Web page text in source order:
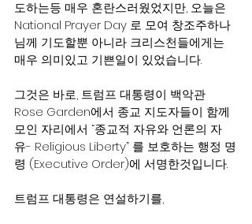
도하는등 매우 혼란스러웠었지만, 오늘은
National Prayer Day 로 모여 창조주하나
님께 기도할뿐 아니라 크리스천들에게는
매우 의미있고 기쁜일이 있었습니다.
그것은 바로, 트럼프 대통령이 백악관
Rose Garden에서 종교 지도자들이 함께
모인 자리에서 “종교적 자유와 언론의 자
유- Religious Liberty” 를 보호하는 행정 명
령 (Executive Order)에 서명한것입니다.
트럼프 대통령은 연설하기를,